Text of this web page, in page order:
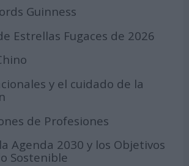
Guinness
Estrellas Fugaces de 2026
y el cuidado de la
de Profesiones
Agenda 2030 y los Objetivos
Sostenible